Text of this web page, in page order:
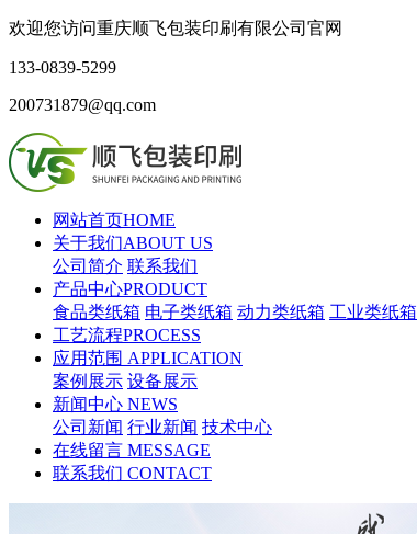
欢迎您访问重庆顺飞包装印刷有限公司官网
133-0839-5299
200731879@qq.com
网站首页HOME
关于我们ABOUT US
公司简介 联系我们
产品中心PRODUCT
食品类纸箱 电子类纸箱 动力类纸箱 工业类纸箱
工艺流程PROCESS
应用范围 APPLICATION
案例展示 设备展示
新闻中心 NEWS
公司新闻 行业新闻 技术中心
在线留言 MESSAGE
联系我们 CONTACT